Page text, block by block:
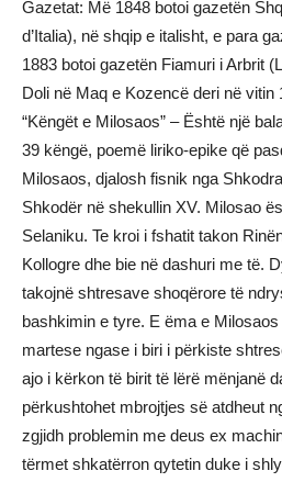
Gazetat: Më 1848 botoi gazetën
d’Italia), në shqip e italisht, e para
1883 botoi gazetën Fiamuri i Arbrit
Doli në Maq e Kozencë deri në vitin
“Këngët e Milosaos” – Është një
39 këngë, poemë liriko-epike që
Milosaos, djalosh fisnik nga
Shkodër në shekullin XV. Milosao
Selaniku. Te kroi i fshatit takon
Kollogre dhe bie në dashuri me të.
takojnë shtresave shoqërore të
bashkimin e tyre. E ëma e
martese ngase i biri i përkiste
ajo i kërkon të birit të lërë mënjanë
përkushtohet mbrojtjes së atdheut
zgjidh problemin me deus ex
tërmet shkatërron qytetin duke i